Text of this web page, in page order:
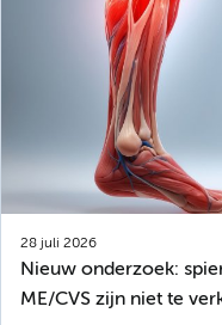
28 juli 2026
Nieuw onderzoek:
ME/CVS zijn niet te